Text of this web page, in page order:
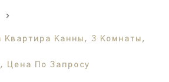
Квартира Канны, 3 Комнаты,
Цена По Запросу